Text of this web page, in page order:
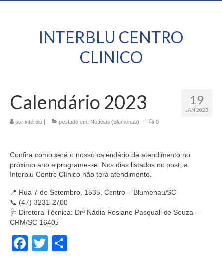
INTERBLU CENTRO
CLINICO
19
JAN 2023
Calendário 2023
por interblu | postado em: Notícias (Blumenau) | 0
Confira como será o nosso calendário de atendimento no
próximo ano e programe-se. Nos dias listados no post, a
Interblu Centro Clínico não terá atendimento.
📍 Rua 7 de Setembro, 1535, Centro – Blumenau/SC
📞 (47) 3231-2700
🩺 Diretora Técnica: Drª Nádia Rosiane Pasquali de Souza –
CRM/SC 16405
Facebook
Twitter